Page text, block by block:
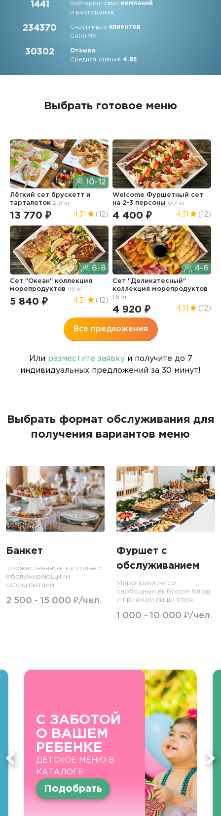
1441 Кейтеринговых компаний
и ресторанов
234370 Счастливых клиентов
CaterMe
30302
Отзыва
Средняя оценка4.85
Выбрать готовое меню
10-12
Лёгкий сет брускетт и
тарталеток 2.9 кг
13 770 ₽ 4.31 (12)
Welcome Фуршетный сет
на 2-3 персоны 0.7 кг
4 400 ₽ 4.31 (12)
6-8
Сет "Океан" коллекция
морепродуктов1.6 кг
5 840 ₽ 4.31 (12)
4-6
Сет "Деликатесный"
коллекция морепродуктов
1.5 кг
4 920 ₽ 4.31 (12)
Все предложения
Или разместите заявкуи получите до 7
индивидуальных предложений за 30 минут!
Выбрать формат обслуживания для
получения вариантов меню
Банкет
Торжественное застолье с
обслуживающими
официантами.
2 500 - 15 000 ₽/чел.
Фуршет с
обслуживанием
Мероприятие со
свободным выбором блюд
и приемом пищи стоя.
1 000 - 10 000 ₽/чел.
С ЗАБОТОЙ
О ВАШЕМ
РЕБЕНКЕ
ДЕТСКОЕ МЕНЮ В
КАТАЛОГЕ
Подобрать